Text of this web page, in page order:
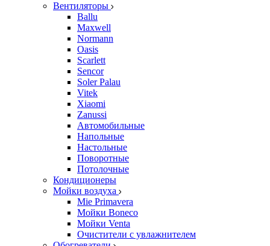
Вентиляторы
Ballu
Maxwell
Normann
Oasis
Scarlett
Sencor
Soler Palau
Vitek
Xiaomi
Zanussi
Автомобильные
Напольные
Настольные
Поворотные
Потолочные
Кондиционеры
Мойки воздуха
Mie Primavera
Мойки Boneco
Мойки Venta
Очистители с увлажнителем